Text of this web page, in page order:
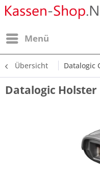
Menü
Übersicht Datalogic
Datalogic Holster